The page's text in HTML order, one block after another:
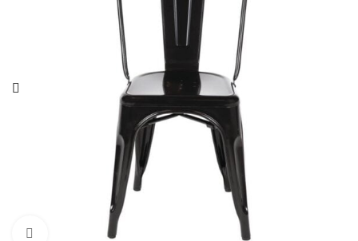
Cliquez pour agrandir